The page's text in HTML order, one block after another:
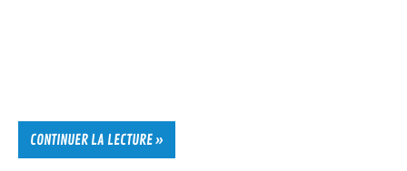
CONTINUER LA LECTURE »